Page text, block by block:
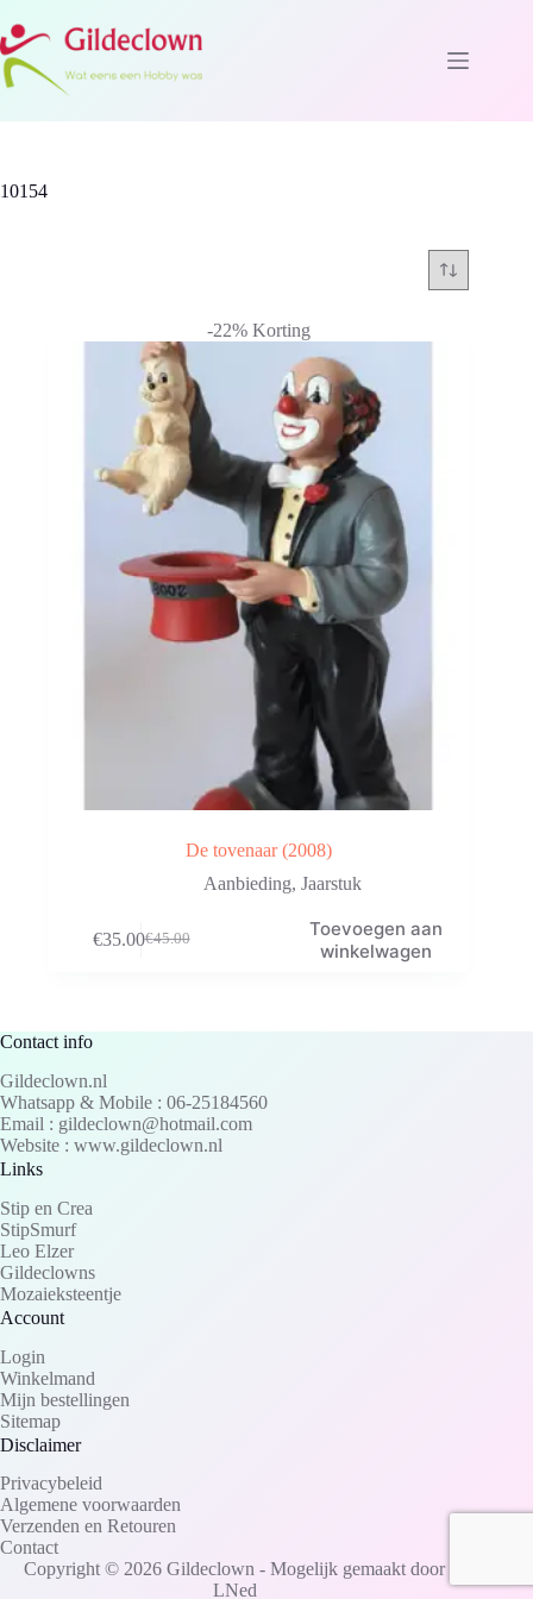
naar
de
inhoud
10154
-22% Korting
De tovenaar (2008)
Aanbieding, Jaarstuk
€45.00
Oorspronkelijke
€35.00Huidige
Toevoegen aan
winkelwagen
Contact info
Gildeclown.nl
Whatsapp & Mobile : 06-25184560
Email : gildeclown@hotmail.com
Website : www.gildeclown.nl
Links
Stip en Crea
StipSmurf
Leo Elzer
Gildeclowns
Mozaieksteentje
Account
Login
Winkelmand
Mijn bestellingen
Sitemap
Disclaimer
Privacybeleid
Algemene voorwaarden
Verzenden en Retouren
Contact
Copyright © 2026 Gildeclown - Mogelijk gemaakt door
LNed